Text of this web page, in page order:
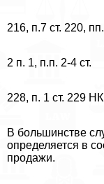
216, п.7 ст. 220, пп.
2 п. 1, п.п. 2-4 ст.
228, п. 1 ст. 229
В большинстве
определяется в
продажи.